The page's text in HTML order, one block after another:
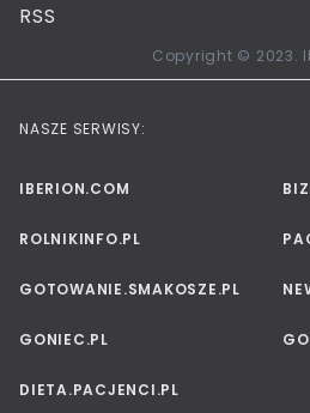
RSS
Copyright © 2023.
NASZE SERWISY:
IBERION.COM
ROLNIKINFO.PL
GOTOWANIE.SMAKOSZE.PL
GONIEC.PL
DIETA.PACJENCI.PL